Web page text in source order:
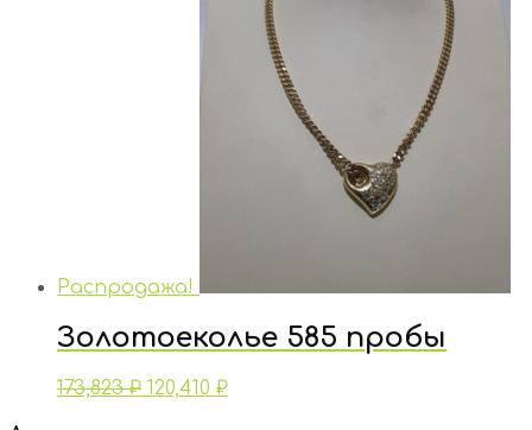
Распродажа!
Золотоеколье 585 пробы
173,823₽ 120,410 ₽